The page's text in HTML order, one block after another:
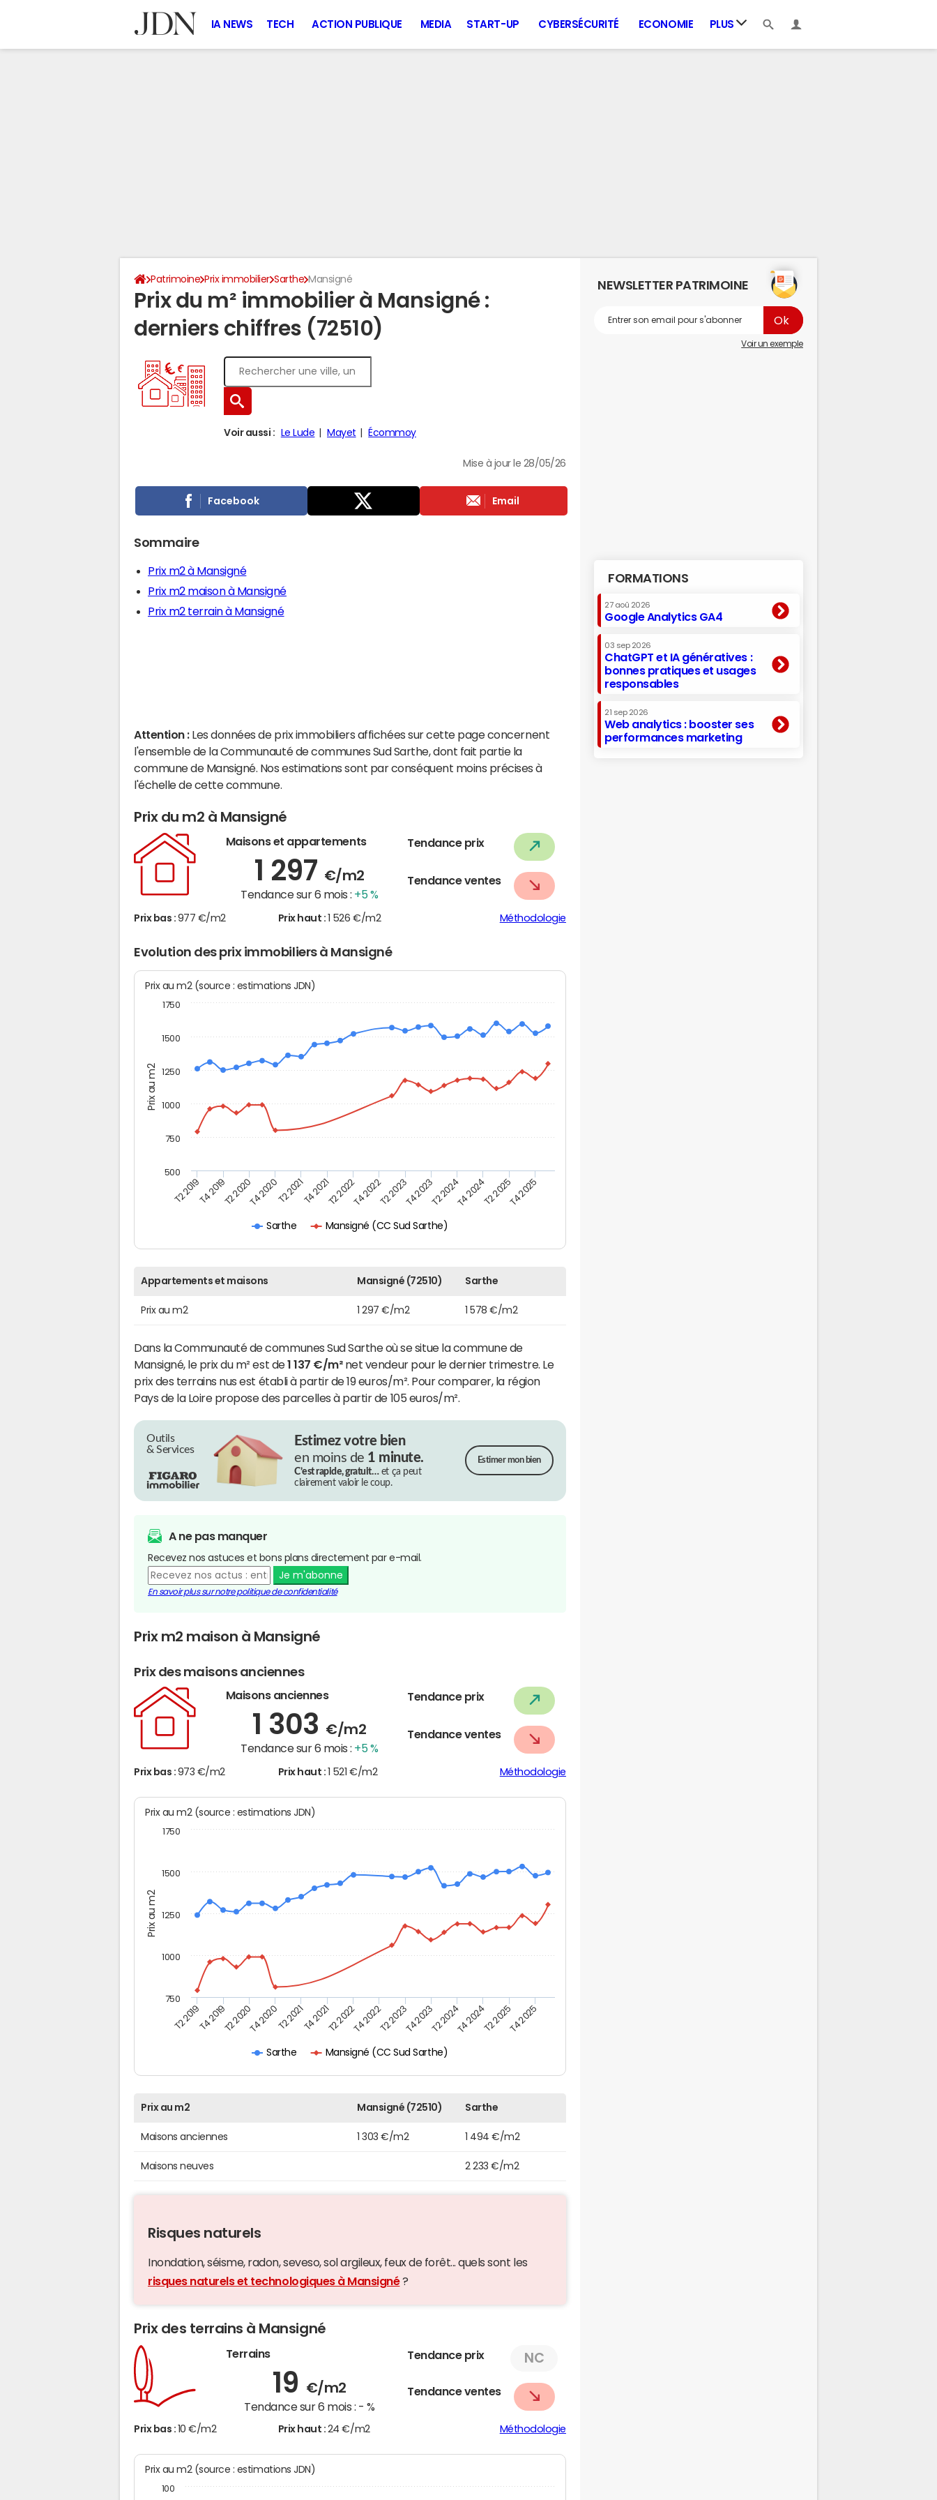
IA NEWS TECH ACTION PUBLIQUE MEDIA START-UP CYBERSÉCURITÉ ECONOMIE PLUS
Patrimoine Prix immobilier Sarthe Mansigné
Prix du m² immobilier à Mansigné :
derniers chiffres (72510)
Voir aussi : Le Lude Mayet Écommoy
Mise à jour le 28/05/26
Facebook Email
Sommaire
Prix m2 à Mansigné
Prix m2 maison à Mansigné
Prix m2 terrain à Mansigné
Attention : Les données de prix immobiliers affichées sur cette page concernent
l'ensemble de la Communauté de communes Sud Sarthe, dont fait partie la
commune de Mansigné. Nos estimations sont par conséquent moins précises à
l'échelle de cette commune.
Prix du m2 à Mansigné
Maisons et appartements
1 297 €/m2
Tendance sur 6 mois : +5 %
Tendance prix
Tendance ventes
Prix bas : 977 €/m2 Prix haut : 1 526 €/m2 Méthodologie
Evolution des prix immobiliers à Mansigné
Prix au m2
Prix au m2 (source : estimations JDN)
Sarthe Mansigné (CC Sud Sarthe)
T2 2019T4 2019T2 2020T4 2020T2 2021T4 2021T2 2022T4 2022T2 2023T4 2023T2 2024T4 2024T2 2025T4 2025
500
750
1000
1250
1500
1750
Appartements et maisons Mansigné (72510) Sarthe
Prix au m2 1 297 €/m2 1 578 €/m2
Dans la Communauté de communes Sud Sarthe où se situe la commune de
Mansigné, le prix du m² est de1 137 €/m²net vendeur pour le dernier trimestre. Le
prix des terrains nus est établi à partir de 19 euros/m². Pour comparer, la région
Pays de la Loire propose des parcelles à partir de 105 euros/m².
Outils
& Services
Estimez votre bien
en moins de 1 minute.
C’est rapide, gratuit…et ça peut
clairement valoir le coup.
Estimer mon bien
A ne pas manquer
Recevez nos astuces et bons plans directement par e-mail.
Je m'abonne
En savoir plus sur notre politique de confidentialité
Prix m2 maison à Mansigné
Prix des maisons anciennes
Maisons anciennes
1 303 €/m2
Tendance sur 6 mois : +5 %
Tendance prix
Tendance ventes
Prix bas : 973 €/m2 Prix haut : 1 521 €/m2 Méthodologie
Prix au m2
Prix au m2 (source : estimations JDN)
Sarthe Mansigné (CC Sud Sarthe)
T2 2019T4 2019T2 2020T4 2020T2 2021T4 2021T2 2022T4 2022T2 2023T4 2023T2 2024T4 2024T2 2025T4 2025
1000
750
1250
1500
1750
Prix au m2 Mansigné (72510) Sarthe
Maisons anciennes 1 303 €/m2 1 494 €/m2
Maisons neuves 2 233 €/m2
Risques naturels
Inondation, séisme, radon, seveso, sol argileux, feux de forêt... quels sont les
risques naturels et technologiques à Mansigné?
Prix des terrains à Mansigné
Terrains
19 €/m2
Tendance sur 6 mois : - %
Tendance prix NC
Tendance ventes
Prix bas : 10 €/m2 Prix haut : 24 €/m2 Méthodologie
Prix au m2 (source : estimations JDN)
100
NEWSLETTER PATRIMOINE
Voir un exemple
FORMATIONS
27 aoû 2026
Google Analytics GA4
03 sep 2026
ChatGPT et IA génératives :
bonnes pratiques et usages
responsables
21 sep 2026
Web analytics : booster ses
performances marketing